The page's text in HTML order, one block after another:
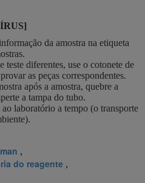
da amostra na etiqueta
teste diferentes, use o cotonete de
as peças correspondentes.
após a amostra, quebre a
a tampa do tubo.
laboratório a tempo (o transporte
,
do reagente ,